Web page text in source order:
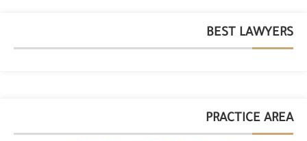
BEST LAWYERS
PRACTICE AREA